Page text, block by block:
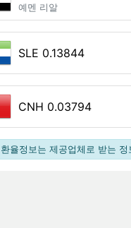
예멘 리알
SLE 0.13844
CNH 0.03794
율정보는 제공업체로 받는